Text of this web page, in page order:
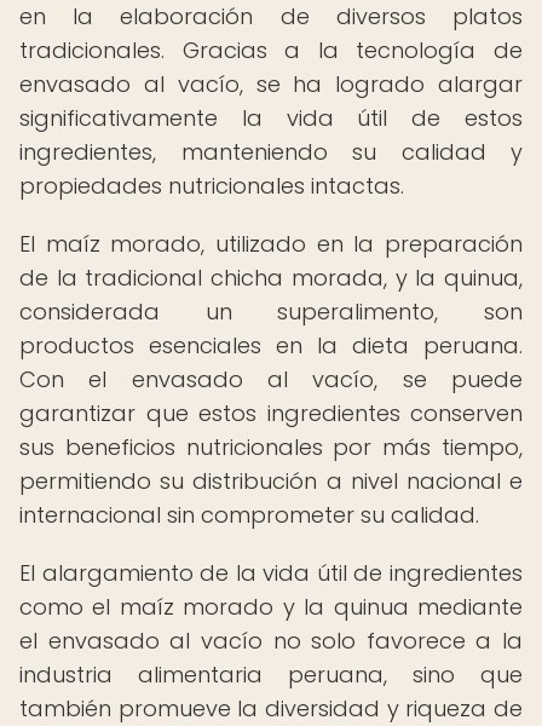
en la elaboración de diversos platos
tradicionales. Gracias a la tecnología de
envasado al vacío, se ha logrado alargar
significativamente la vida útil de estos
ingredientes, manteniendo su calidad y
propiedades nutricionales intactas.
El maíz morado, utilizado en la preparación
de la tradicional chicha morada, y la quinua,
considerada un superalimento, son
productos esenciales en la dieta peruana.
Con el envasado al vacío, se puede
garantizar que estos ingredientes conserven
sus beneficios nutricionales por más tiempo,
permitiendo su distribución a nivel nacional e
internacional sin comprometer su calidad.
El alargamiento de la vida útil de ingredientes
como el maíz morado y la quinua mediante
el envasado al vacío no solo favorece a la
industria alimentaria peruana, sino que
también promueve la diversidad y riqueza de